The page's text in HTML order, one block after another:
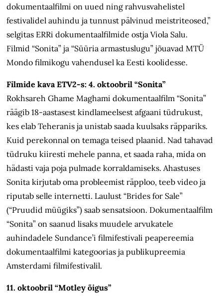
dokumentaalfilmi on uued ning rahvusvahelistel
festivalidel auhindu ja tunnust pälvinud meistriteosed,”
selgitas ERRi dokumentaalfilmide ostja Viola Salu.
Filmid “Sonita” ja “Süüria armastuslugu” jõuavad MTÜ
Mondo filmikogu vahendusel ka Eesti koolidesse.
Filmide kava ETV2-s: 4. oktoobril “Sonita”
Rokhsareh Ghame Maghami dokumentaalfilm “Sonita”
räägib 18-aastasest kindlameelsest afgaani tüdrukust,
kes elab Teheranis ja unistab saada kuulsaks räppariks.
Kuid perekonnal on temaga teised plaanid. Nad tahavad
tüdruku kiiresti mehele panna, et saada raha, mida on
hädasti vaja poja pulmade korraldamiseks. Ahastuses
Sonita kirjutab oma probleemist räpploo, teeb video ja
riputab selle internetti. Laulust “Brides for Sale”
(“Pruudid müügiks”) saab sensatsioon. Dokumentaalfilm
“Sonita” on saanud lisaks muudele arvukatele
auhindadele Sundance’i filmifestivali peapereemia
dokumentaalfilmi kategoorias ja publikupreemia
Amsterdami filmifestivalil.
11. oktoobril “Motley õigus”